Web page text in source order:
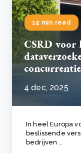
12 min read
CSRD voor
4 dec, 2025
In heel Europa
beslissende
bedrijven ..